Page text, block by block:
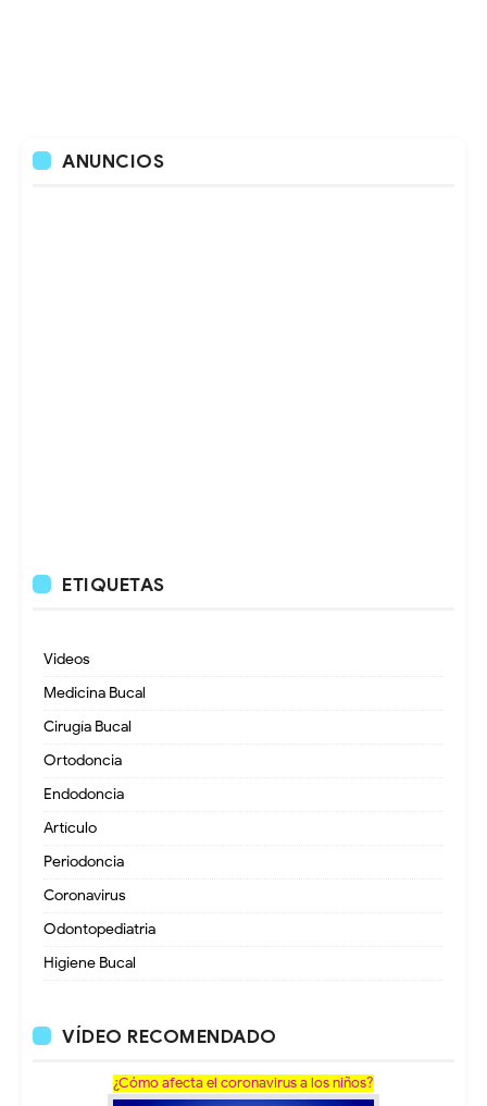
ANUNCIOS
ETIQUETAS
Videos
Medicina Bucal
Cirugía Bucal
Ortodoncia
Endodoncia
Artículo
Periodoncia
Coronavirus
Odontopediatria
Higiene Bucal
VÍDEO RECOMENDADO
¿Cómo afecta el coronavirus a los niños?